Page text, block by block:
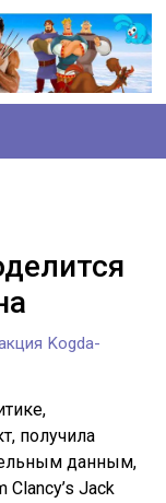
Kogda-
получила
данным,
Jack